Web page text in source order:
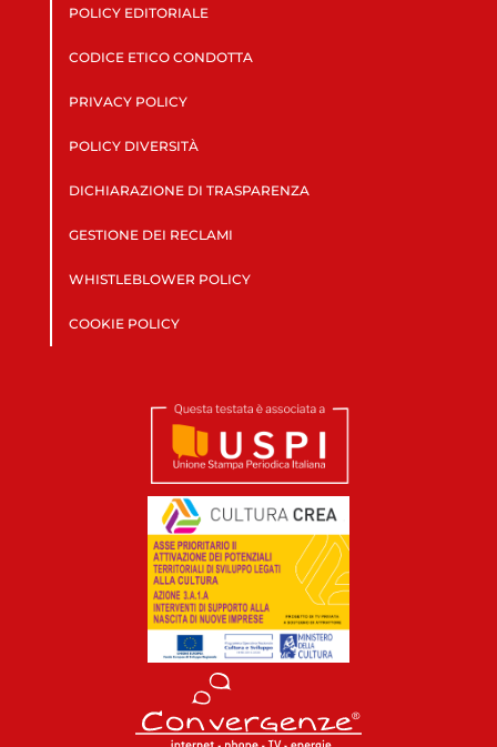
POLICY EDITORIALE
CODICE ETICO CONDOTTA
PRIVACY POLICY
POLICY DIVERSITÀ
DICHIARAZIONE DI TRASPARENZA
GESTIONE DEI RECLAMI
WHISTLEBLOWER POLICY
COOKIE POLICY